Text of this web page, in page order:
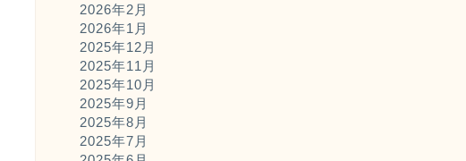
2026年2月
2026年1月
2025年12月
2025年11月
2025年10月
2025年9月
2025年8月
2025年7月